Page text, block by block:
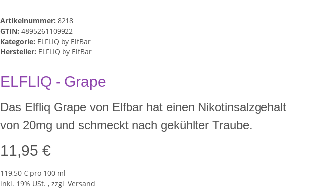
Artikelnummer: 8218
GTIN: 4895261109922
Kategorie: ELFLIQ by ElfBar
Hersteller: ELFLIQ by ElfBar
ELFLIQ - Grape
Das Elfliq Grape von Elfbar hat einen Nikotinsalzgehalt
von 20mg und schmeckt nach gekühlter Traube.
11,95 €
119,50 € pro 100 ml
inkl. 19% USt. , zzgl. Versand